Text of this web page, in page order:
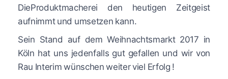
DieProduktmacherei den heutigen Zeitgeist
aufnimmt und umsetzen kann.
Sein Stand auf dem Weihnachtsmarkt 2017 in
Köln hat uns jedenfalls gut gefallen und wir von
Rau Interim wünschen weiter viel Erfolg !